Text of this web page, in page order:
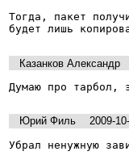
Тогда, пакет
Казанков Александр
Думаю про тарбол,
Юрий Филь
2009-
Убрал ненужную